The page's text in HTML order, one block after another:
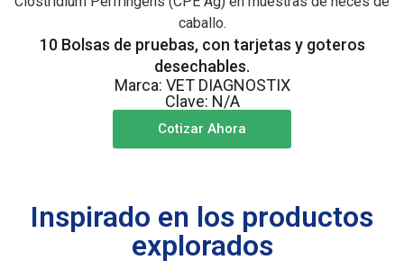
caballo.
10 Bolsas de pruebas, con tarjetas y goteros
desechables.
Marca: VET DIAGNOSTIX
Clave: N/A
Cotizar Ahora
Inspirado en los productos
explorados